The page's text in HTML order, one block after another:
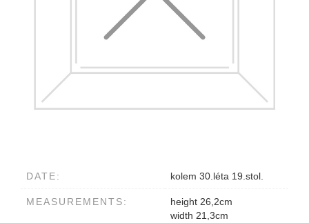
DATE: kolem 30.léta 19.stol.
MEASUREMENTS:
height 26,2cm
width 21,3cm